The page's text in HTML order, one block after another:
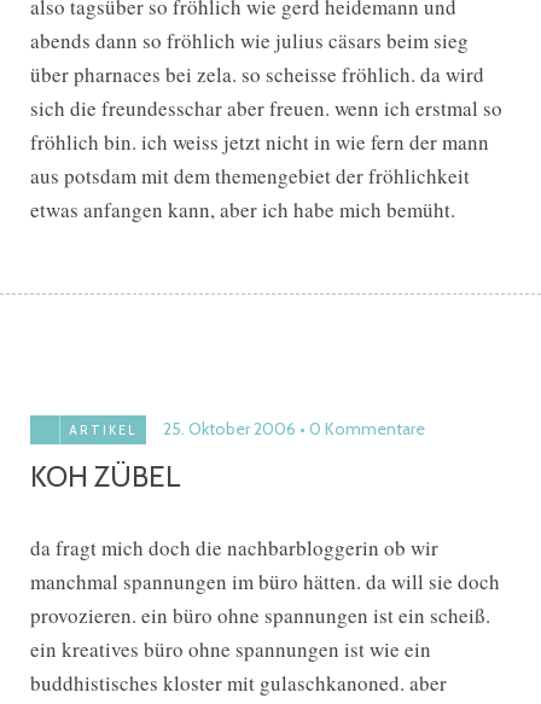
also tagsüber so fröhlich wie gerd heidemann und
abends dann so fröhlich wie julius cäsars beim sieg
über pharnaces bei zela. so scheisse fröhlich. da wird
sich die freundesschar aber freuen. wenn ich erstmal so
fröhlich bin. ich weiss jetzt nicht in wie fern der mann
aus potsdam mit dem themengebiet der fröhlichkeit
etwas anfangen kann, aber ich habe mich bemüht.
ARTIKEL 25. Oktober 2006 0 Kommentare
KOH ZÜBEL
da fragt mich doch die nachbarbloggerin ob wir
manchmal spannungen im büro hätten. da will sie doch
provozieren. ein büro ohne spannungen ist ein scheiß.
ein kreatives büro ohne spannungen ist wie ein
buddhistisches kloster mit gulaschkanoned. aber